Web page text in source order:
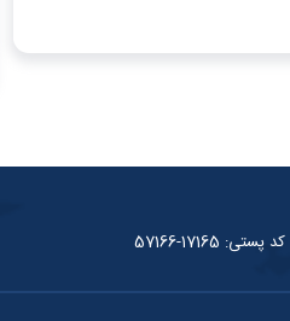
کد پستی: 17165-57166